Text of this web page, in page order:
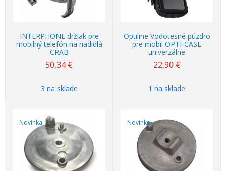
INTERPHONE držiak pre
mobilný telefón na riadidlá
CRAB
50,34 €
3 na sklade
Optiline Vodotesné púzdro
pre mobil OPTI-CASE
univerzálne
22,90 €
1 na sklade
Novinka Novinka